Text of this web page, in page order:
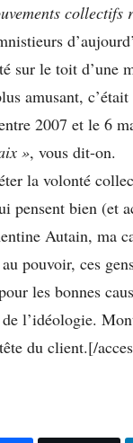
collectifs
sur le toit d’une
amusant,
2007 et le 6
», vous dit-on.
la volonté
pensent bien (et
Autain, ma
pouvoir, ces
les bonnes
l’idéologie.
du client.[/